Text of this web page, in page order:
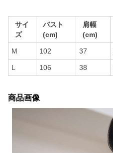
サイ
ズ
バスト
(cm)
肩幅
(cm)
M 102 37
L 106 38
商品画像